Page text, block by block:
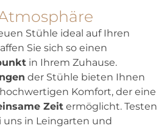
Stühle ideal auf Ihren
Sie sich so einen
in Ihrem Zuhause.
der Stühle bieten Ihnen
Komfort, der eine
Zeit ermöglicht. Testen
uns in Leingarten und